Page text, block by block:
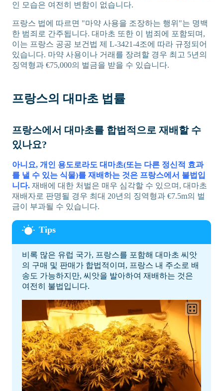
인 모습은 여전히 변함이 없습니다.
프랑스 법에 따르면 "마약 사용을 조장하는 행위"는 명백
한 범죄로 간주됩니다. 대마초 또한 이 범죄에 포함되며,
이는 프랑스 공공 보건법 제 L-3421-4조에 따라 규정되어
있습니다. 마약 사용이나 거래를 장려할 경우 최고 5년의
징역형과 €75,000의 벌금을 받을 수 있습니다.
프랑스의 대마초 법률
프랑스에서 대마초를 합법적으로 재배할 수
있나요?
아니요, 개인 용도로라도 대마초(또는 다른 정신적 효과
를 낼 수 있는 식물)를 재배하는 것은 프랑스에서 불법입
니다. 재배에 대한 처벌은 매우 심각할 수 있으며, 대마초
재배자로 판명될 경우 최대 20년의 징역형과 €7.5m의 벌
금이 부과될 수 있습니다.
비록 많은 유럽 국가, 프랑스를 포함해 대마초 씨앗
의 구매 및 판매가 합법적이며, 프랑스 내 주소로 배
송도 가능하지만, 씨앗을 발아하여 재배하는 것은
여전히 불법입니다.